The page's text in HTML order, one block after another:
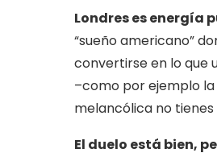
Londres es energía
“sueño americano”
convertirse en lo que
–como por ejemplo
melancólica no
El duelo está bien,